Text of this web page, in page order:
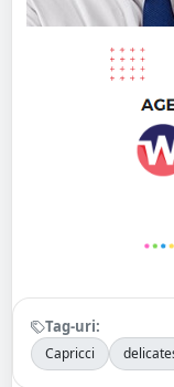
Tag-uri:
Capricci